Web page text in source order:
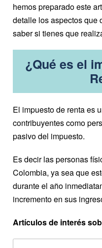
hemos preparado este
detalle los aspectos que
saber si tienes que
¿Qué es el
El impuesto de renta es
contribuyentes como
pasivo del impuesto.
Es decir las personas
Colombia, ya sea que
durante el año
incremento en sus
Artículos de interés